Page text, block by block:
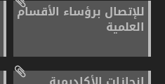
للإتصال برؤساء الأقسام
العلمية